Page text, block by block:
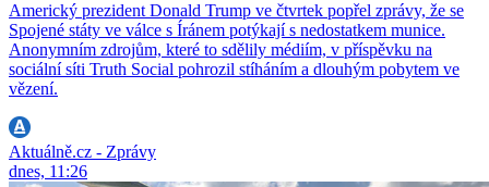
Americký prezident Donald Trump ve čtvrtek popřel zprávy, že se
Spojené státy ve válce s Íránem potýkají s nedostatkem munice.
Anonymním zdrojům, které to sdělily médiím, v příspěvku na
sociální síti Truth Social pohrozil stíháním a dlouhým pobytem ve
vězení.
Aktuálně.cz - Zprávy
dnes, 11:26